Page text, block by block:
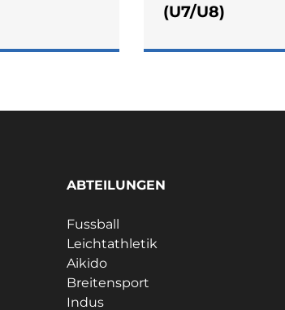
(U7/U8)
ABTEILUNGEN
Fussball
Leichtathletik
Aikido
Breitensport
Indus